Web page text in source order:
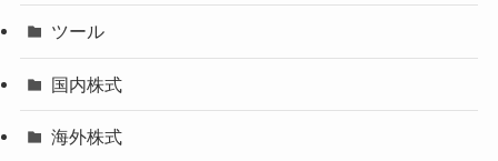
ツール
国内株式
海外株式